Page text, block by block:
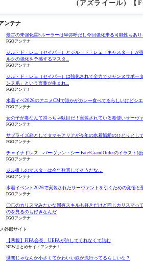
（アズライール）【
ンテナ
最古の未強化星5ルーラーは卑弥呼だし今回強化来る可能性もあり
FGOアンテナ
ジル・ド・レェ（セイバー）とジル・ド・レェ（キャスター）が
ルクの強化を予感するマスタ...
FGOアンテナ
ジル・ド・レェ（セイバー）は強化されて全力でジャンヌサポー
ンヌ系」という言葉が生まれ...
FGOアンテナ
水着イベ2026のアニメCMで誰かがカレー食べてるらしいけどシ
FGOアンテナ
女の子が毒なんて持っちゃ駄目だ！実装されている毒使いサーヴ
FGOアンテナ
サプライズ枠としてタマモアリアが今年の水着鯖組のひとりとし
FGOアンテナ
チャイナドレス バーヴァン・シー Fate/GrandOrderのイラスト紹
FGOアンテナ
ジル推しのマスターは今年歓喜してそうだな…
FGOアンテナ
水着イベント2026で実装されたサーヴァントを引くための覚悟と
FGOアンテナ
〇〇のカリスマみたいな固有スキルも好きだけど同じカリスマっ
のを見るのも好きなんだ
FGOアンテナ
外部サイト
【悲報】FIFA会長、UEFAが許してくれなくて詰む
NEWまとめサイトアンテナ！
世間じゃなんか小さくてかわいい奴が流行ってるらしいな？